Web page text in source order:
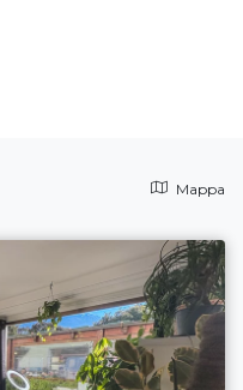
Mappa